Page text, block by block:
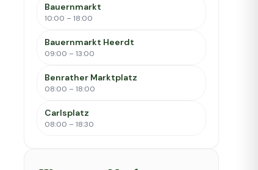
Bauernmarkt
10:00 – 18:00
Bauernmarkt Heerdt
09:00 – 13:00
Benrather Marktplatz
08:00 – 18:00
Carlsplatz
08:00 – 18:30